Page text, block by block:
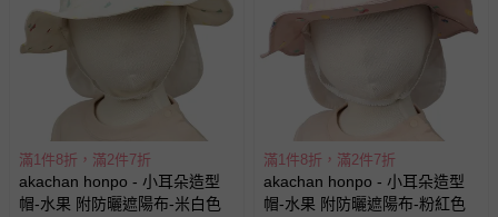
滿1件8折，滿2件7折
akachan honpo - 小耳朵造型
帽-水果 附防曬遮陽布-米白色
滿1件8折，滿2件7折
akachan honpo - 小耳朵造型
帽-水果 附防曬遮陽布-粉紅色